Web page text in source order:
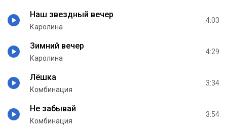
Наш звездный вечер
Каролина
4:03
Зимний вечер
Каролина
4:29
Лёшка
Комбинация
3:34
Не забывай
Комбинация
3:54